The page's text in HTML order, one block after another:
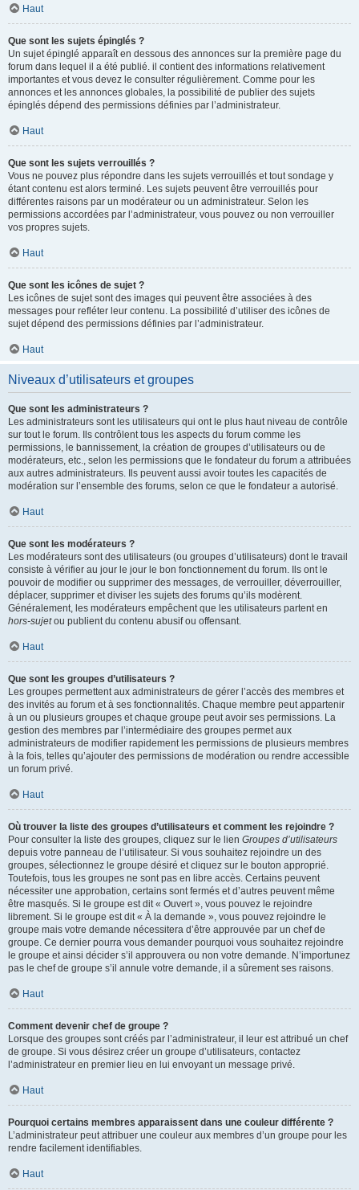
Haut
Que sont les sujets épinglés ?
Un sujet épinglé apparaît en dessous des annonces sur la première page du
forum dans lequel il a été publié. il contient des informations relativement
importantes et vous devez le consulter régulièrement. Comme pour les
annonces et les annonces globales, la possibilité de publier des sujets
épinglés dépend des permissions définies par l’administrateur.
Haut
Que sont les sujets verrouillés ?
Vous ne pouvez plus répondre dans les sujets verrouillés et tout sondage y
étant contenu est alors terminé. Les sujets peuvent être verrouillés pour
différentes raisons par un modérateur ou un administrateur. Selon les
permissions accordées par l’administrateur, vous pouvez ou non verrouiller
vos propres sujets.
Haut
Que sont les icônes de sujet ?
Les icônes de sujet sont des images qui peuvent être associées à des
messages pour refléter leur contenu. La possibilité d’utiliser des icônes de
sujet dépend des permissions définies par l’administrateur.
Haut
Niveaux d’utilisateurs et groupes
Que sont les administrateurs ?
Les administrateurs sont les utilisateurs qui ont le plus haut niveau de contrôle
sur tout le forum. Ils contrôlent tous les aspects du forum comme les
permissions, le bannissement, la création de groupes d’utilisateurs ou de
modérateurs, etc., selon les permissions que le fondateur du forum a attribuées
aux autres administrateurs. Ils peuvent aussi avoir toutes les capacités de
modération sur l’ensemble des forums, selon ce que le fondateur a autorisé.
Haut
Que sont les modérateurs ?
Les modérateurs sont des utilisateurs (ou groupes d’utilisateurs) dont le travail
consiste à vérifier au jour le jour le bon fonctionnement du forum. Ils ont le
pouvoir de modifier ou supprimer des messages, de verrouiller, déverrouiller,
déplacer, supprimer et diviser les sujets des forums qu’ils modèrent.
Généralement, les modérateurs empêchent que les utilisateurs partent en
hors-sujetou publient du contenu abusif ou offensant.
Haut
Que sont les groupes d’utilisateurs ?
Les groupes permettent aux administrateurs de gérer l’accès des membres et
des invités au forum et à ses fonctionnalités. Chaque membre peut appartenir
à un ou plusieurs groupes et chaque groupe peut avoir ses permissions. La
gestion des membres par l’intermédiaire des groupes permet aux
administrateurs de modifier rapidement les permissions de plusieurs membres
à la fois, telles qu’ajouter des permissions de modération ou rendre accessible
un forum privé.
Haut
Où trouver la liste des groupes d’utilisateurs et comment les rejoindre ?
Pour consulter la liste des groupes, cliquez sur le lien Groupes d’utilisateurs
depuis votre panneau de l’utilisateur. Si vous souhaitez rejoindre un des
groupes, sélectionnez le groupe désiré et cliquez sur le bouton approprié.
Toutefois, tous les groupes ne sont pas en libre accès. Certains peuvent
nécessiter une approbation, certains sont fermés et d’autres peuvent même
être masqués. Si le groupe est dit « Ouvert », vous pouvez le rejoindre
librement. Si le groupe est dit « À la demande », vous pouvez rejoindre le
groupe mais votre demande nécessitera d’être approuvée par un chef de
groupe. Ce dernier pourra vous demander pourquoi vous souhaitez rejoindre
le groupe et ainsi décider s’il approuvera ou non votre demande. N’importunez
pas le chef de groupe s’il annule votre demande, il a sûrement ses raisons.
Haut
Comment devenir chef de groupe ?
Lorsque des groupes sont créés par l’administrateur, il leur est attribué un chef
de groupe. Si vous désirez créer un groupe d’utilisateurs, contactez
l’administrateur en premier lieu en lui envoyant un message privé.
Haut
Pourquoi certains membres apparaissent dans une couleur différente ?
L’administrateur peut attribuer une couleur aux membres d’un groupe pour les
rendre facilement identifiables.
Haut